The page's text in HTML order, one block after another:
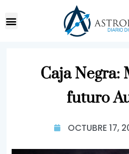
Caja Negra:
futuro
OCTUBRE 17,